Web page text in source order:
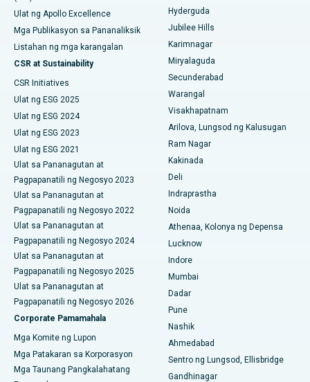
Pinakamahusay na Ospital sa New Delhi
Pinakamahusay na Ospital sa DRDO, Hyderabad
Pinakamahusay na Ospital sa GS Road, Guwahati
Pinakamahusay na Ospital sa Hyderguda, Hyderabad
Pinakamahusay na Ospital sa Vijay Nagar, Indore
Pinakamahusay na Ospital sa Suryaraopeta Main Road,
Kakinada
Pinakamahusay na Ospital sa Canal Circular Road, Kolkata
Pinakamahusay na Ospital sa CBD Belapur, Navi Mumbai
Pinakamahusay na Ospital sa Panchavati, Nashik
Pinakamahusay na Ospital sa Secunderabad, Hyderabad
Pinakamahusay na Ospital sa Seshadripuram, Bangalore
Pinakamahusay na Ospital sa Waltair Main Road,
Visakhapatnam
Pinakamahusay na Ospital sa Subhash Nagar Road,
Karimnagar
Deep Brain Stimulation
Peritoneyal Dialysis
Parathyroidectomy
Cytoreductive Surgery
Ceramic Kabuuang Pagpapalit ng Tuhod
ERCP
Ulat ng Apollo Excellence
Mga Publikasyon sa Pananaliksik
Listahan ng mga karangalan
CSR at Sustainability
CSR Initiatives
Ulat ng ESG 2025
Ulat ng ESG 2024
Ulat ng ESG 2023
Ulat ng ESG 2021
Ulat sa Pananagutan at
Pagpapanatili ng Negosyo 2023
Ulat sa Pananagutan at
Pagpapanatili ng Negosyo 2022
Ulat sa Pananagutan at
Pagpapanatili ng Negosyo 2024
Ulat sa Pananagutan at
Pagpapanatili ng Negosyo 2025
Ulat sa Pananagutan at
Pagpapanatili ng Negosyo 2026
Corporate Pamamahala
Mga Komite ng Lupon
Mga Patakaran sa Korporasyon
Mga Taunang Pangkalahatang
Hyderguda
Jubilee Hills
Karimnagar
Miryalaguda
Secunderabad
Warangal
Visakhapatnam
Arilova, Lungsod ng Kalusugan
Ram Nagar
Kakinada
Deli
Indraprastha
Noida
Athenaa, Kolonya ng Depensa
Lucknow
Indore
Mumbai
Dadar
Pune
Nashik
Ahmedabad
Sentro ng Lungsod, Ellisbridge
Gandhinagar